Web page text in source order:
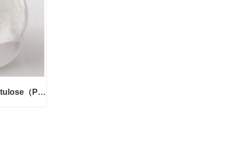
潜江异麦芽酮糖Isomaltulose（Palatinose）